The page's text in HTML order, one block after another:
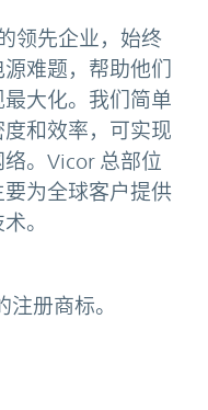
领先企业，始终
难题，帮助他们
大化。我们简单
和效率，可实现
。Vicor 总部位
为全球客户提供
。
册商标。